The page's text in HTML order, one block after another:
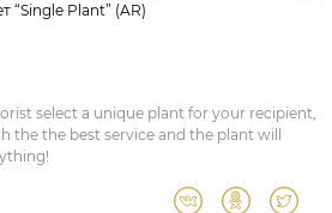
“Single Plant” (AR)
select a unique plant for your recipient,
the the best service and the plant will